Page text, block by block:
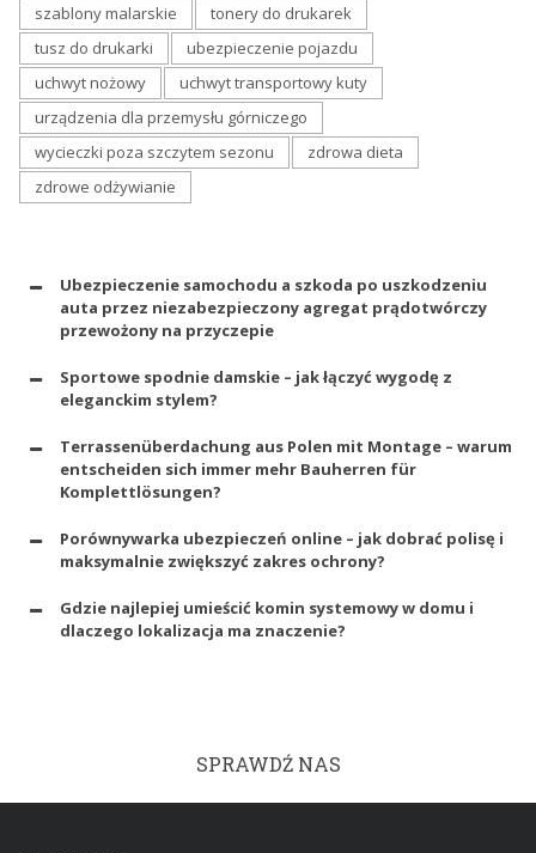
szablony malarskie
tonery do drukarek
tusz do drukarki
ubezpieczenie pojazdu
uchwyt nożowy
uchwyt transportowy kuty
urządzenia dla przemysłu górniczego
wycieczki poza szczytem sezonu
zdrowa dieta
zdrowe odżywianie
Ubezpieczenie samochodu a szkoda po uszkodzeniu
auta przez niezabezpieczony agregat prądotwórczy
przewożony na przyczepie
Sportowe spodnie damskie – jak łączyć wygodę z
eleganckim stylem?
Terrassenüberdachung aus Polen mit Montage – warum
entscheiden sich immer mehr Bauherren für
Komplettlösungen?
Porównywarka ubezpieczeń online – jak dobrać polisę i
maksymalnie zwiększyć zakres ochrony?
Gdzie najlepiej umieścić komin systemowy w domu i
dlaczego lokalizacja ma znaczenie?
SPRAWDŹ NAS